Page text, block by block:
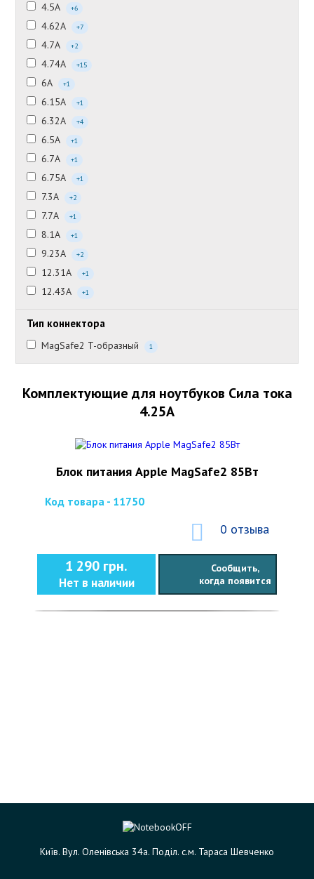
4.5А
+6
4.62А +7
4.7А +2
4.74А +15
6А +1
6.15А +1
6.32А +4
6.5А +1
6.7А +1
6.75А +1
7.3А +2
7.7А +1
8.1А +1
9.23А +2
12.31А +1
12.43А +1
Тип коннектора
MagSafe2 T-образный 1
Комплектующие для ноутбуков Сила тока
4.25А
Блок питания Apple MagSafe2 85Вт
Код товара - 11750
0 отзыва
1 290 грн.
Нет в наличии
Сообщить,
когда появится
Київ. Вул. Оленівська 34а. Поділ. с.м. Тараса Шевченко